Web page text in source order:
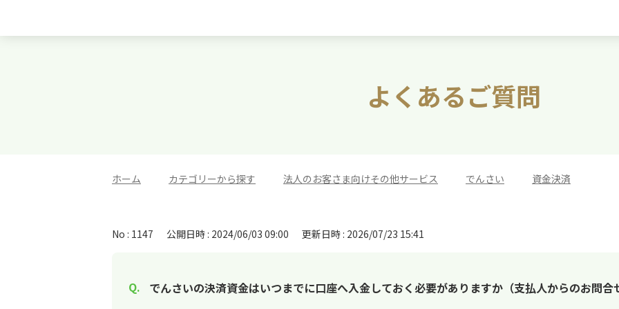
よくあるご質問
ホーム カテゴリーから探す 法人のお客さま向けその他サービス でんさい 資金決済
No : 1147 公開日時 : 2024/06/03 09:00 更新日時 : 2026/07/23 15:41
でんさいの決済資金はいつまでに口座へ入金しておく必要がありますか（支払人からのお問合